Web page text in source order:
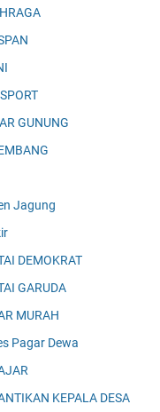
GUNUNG
Jagung
DEMOKRAT
GARUDA
MURAH
Pagar Dewa
KEPALA DESA